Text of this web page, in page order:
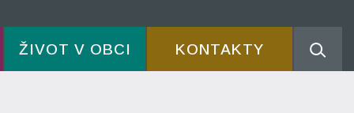
ŽIVOT V OBCI KONTAKTY